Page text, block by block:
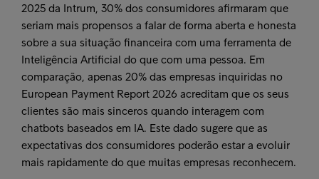
2025 da Intrum, 30% dos consumidores afirmaram que
seriam mais propensos a falar de forma aberta e honesta
sobre a sua situação financeira com uma ferramenta de
Inteligência Artificial do que com uma pessoa. Em
comparação, apenas 20% das empresas inquiridas no
European Payment Report 2026 acreditam que os seus
clientes são mais sinceros quando interagem com
chatbots baseados em IA. Este dado sugere que as
expectativas dos consumidores poderão estar a evoluir
mais rapidamente do que muitas empresas reconhecem.